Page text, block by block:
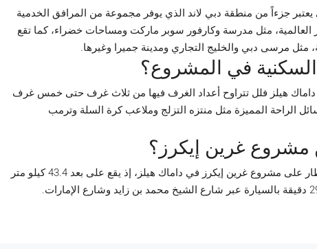
جزءاً من منطقة دبي لاند الذي يوفر مجموعة من المرافق الخدمية
العالمية، مثل مدرسة وكارفور سوبر ماركت ومساحات خضراء، كما تقع
مرسى دبي والخليج التجاري ومدينة جميرا وغيرها.
في المشروع؟
هيلز فلل تتراوح أعداد الغرف فيها من ثلاث غرف حتى خمس غرف
الراحة المميزة مثل منتزه التزلج وملاعب كرة السلة وترمب
غرين إيكرز؟
يعتبر مطار دبي الدولي أقرب مطار على مشروع غرين إيكرز في داماك هيلز، إذ يقع على بعد 43.4 كيلو متر